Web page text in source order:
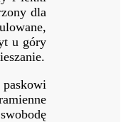
dla
u góry